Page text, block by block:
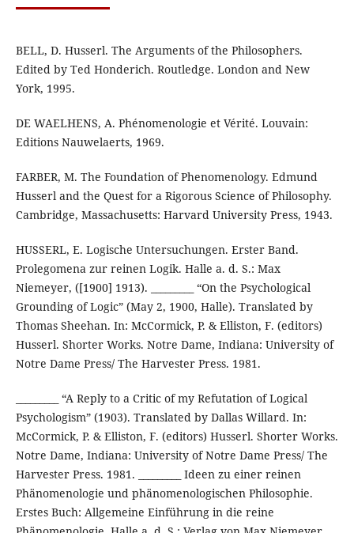
BELL, D. Husserl. The Arguments of the Philosophers.
Edited by Ted Honderich. Routledge. London and New
York, 1995.
DE WAELHENS, A. Phénomenologie et Vérité. Louvain:
Editions Nauwelaerts, 1969.
FARBER, M. The Foundation of Phenomenology. Edmund
Husserl and the Quest for a Rigorous Science of Philosophy.
Cambridge, Massachusetts: Harvard University Press, 1943.
HUSSERL, E. Logische Untersuchungen. Erster Band.
Prolegomena zur reinen Logik. Halle a. d. S.: Max
Niemeyer, ([1900] 1913). _________ “On the Psychological
Grounding of Logic” (May 2, 1900, Halle). Translated by
Thomas Sheehan. In: McCormick, P. & Elliston, F. (editors)
Husserl. Shorter Works. Notre Dame, Indiana: University of
Notre Dame Press/ The Harvester Press. 1981.
_________ “A Reply to a Critic of my Refutation of Logical
Psychologism” (1903). Translated by Dallas Willard. In:
McCormick, P. & Elliston, F. (editors) Husserl. Shorter Works.
Notre Dame, Indiana: University of Notre Dame Press/ The
Harvester Press. 1981. _________ Ideen zu einer reinen
Phänomenologie und phänomenologischen Philosophie.
Erstes Buch: Allgemeine Einführung in die reine